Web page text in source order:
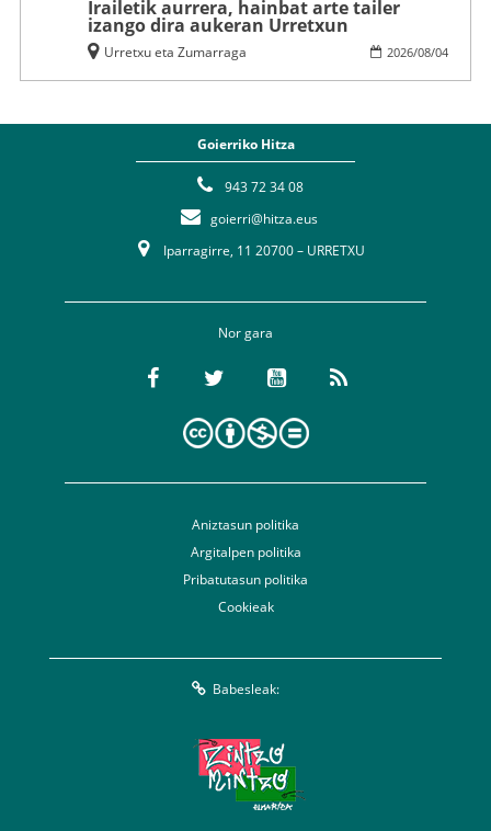
Irailetik aurrera, hainbat arte tailer
izango dira aukeran Urretxun
2026/08/04
Urretxu eta Zumarraga
Goierriko Hitza
943 72 34 08
goierri@hitza.eus
Iparragirre, 11 20700 – URRETXU
Nor gara
Aniztasun politika
Argitalpen politika
Pribatutasun politika
Cookieak
Babesleak: